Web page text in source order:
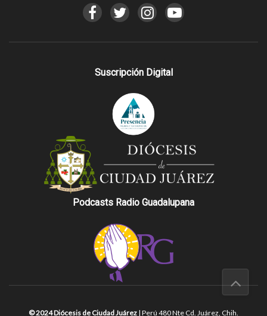
Suscripción Digital
Podcasts Radio Guadalupana
© 2024 Diócesis de Ciudad Juárez | Perú 480 Nte Cd. Juárez, Chih.